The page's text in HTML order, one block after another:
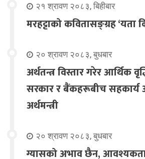
२१ श्रावण २०८३, बिहीबार
मरहट्टाको कवितासङ्ग्रह ‘यता
२० श्रावण २०८३, बुधबार
अर्थतन्त्र विस्तार गरेर आर्थिक
सरकार र बैंकहरूबीच सहकार्य
अर्थमन्त्री
२० श्रावण २०८३, बुधबार
ग्यासको अभाव छैन,